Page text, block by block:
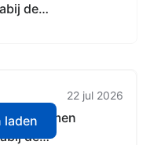
de
22 jul 2026
de
laden